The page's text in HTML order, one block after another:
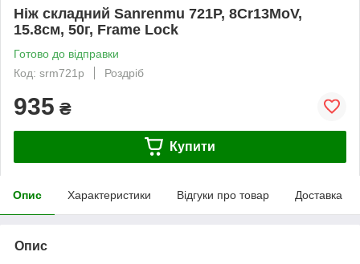
Ніж складний Sanrenmu 721P, 8Cr13MoV,
15.8см, 50г, Frame Lock
Готово до відправки
Код: srm721p
Роздріб
935 ₴
Купити
Опис Характеристики Відгуки про товар Доставка
Опис